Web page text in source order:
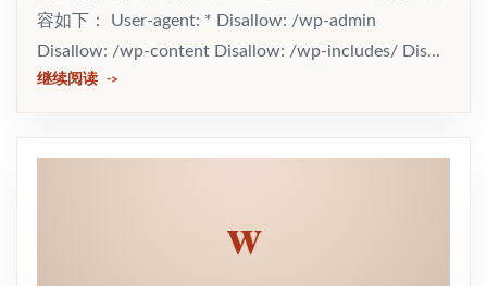
容如下： User-agent: * Disallow: /wp-admin
Disallow: /wp-content Disallow: /wp-includes/ Dis...
继续阅读
w